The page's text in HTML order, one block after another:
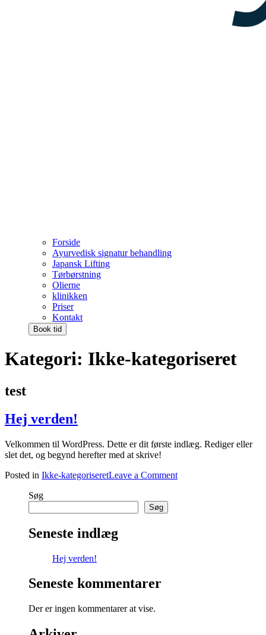
Forside
Ayurvedisk signatur behandling
Japansk Lifting
Tørbørstning
Olierne
klinikken
Priser
Kontakt
Book tid
Kategori: Ikke-kategoriseret
test
Hej verden!
Velkommen til WordPress. Dette er dit første indlæg. Rediger eller
slet det, og begynd herefter med at skrive!
Posted in Ikke-kategoriseretLeave a Commenton
Søg
Søg
Seneste indlæg
Hej verden!
Seneste kommentarer
Der er ingen kommentarer at vise.